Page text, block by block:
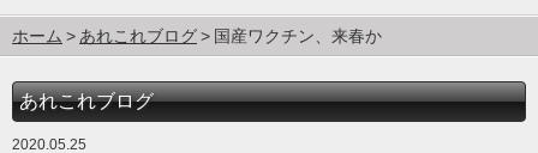
ホーム あれこれブログ 国産ワクチン、来春か
あれこれブログ
2020.05.25